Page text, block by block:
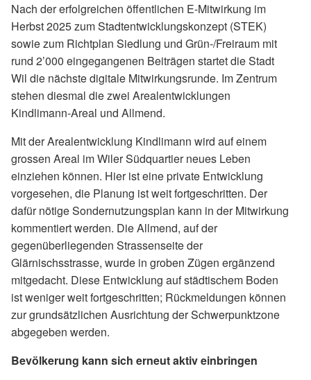
Nach der erfolgreichen öffentlichen E-Mitwirkung im
Herbst 2025 zum Stadtentwicklungskonzept (STEK)
sowie zum Richtplan Siedlung und Grün-/Freiraum mit
rund 2’000 eingegangenen Beiträgen startet die Stadt
Wil die nächste digitale Mitwirkungsrunde. Im Zentrum
stehen diesmal die zwei Arealentwicklungen
Kindlimann-Areal und Allmend.
Mit der Arealentwicklung Kindlimann wird auf einem
grossen Areal im Wiler Südquartier neues Leben
einziehen können. Hier ist eine private Entwicklung
vorgesehen, die Planung ist weit fortgeschritten. Der
dafür nötige Sondernutzungsplan kann in der Mitwirkung
kommentiert werden. Die Allmend, auf der
gegenüberliegenden Strassenseite der
Glärnischsstrasse, wurde in groben Zügen ergänzend
mitgedacht. Diese Entwicklung auf städtischem Boden
ist weniger weit fortgeschritten; Rückmeldungen können
zur grundsätzlichen Ausrichtung der Schwerpunktzone
abgegeben werden.
Bevölkerung kann sich erneut aktiv einbringen